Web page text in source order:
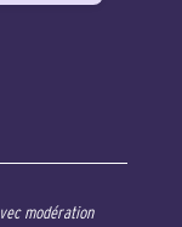
modération